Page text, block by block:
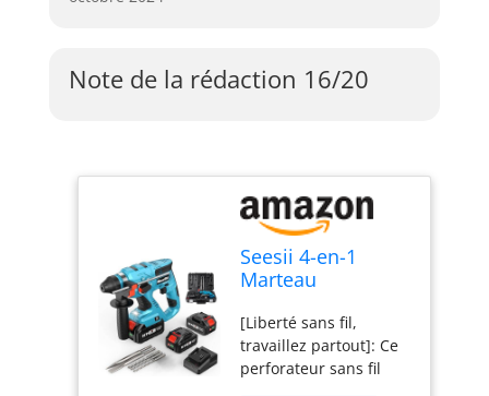
Note de la rédaction 16/20
Seesii 4-en-1
Marteau
Fil: 2 x 4,0Ah
Batteries, 2,1J,
Moteur sans
[Liberté sans fil,
travaillez partout]: Ce
perforateur sans fil